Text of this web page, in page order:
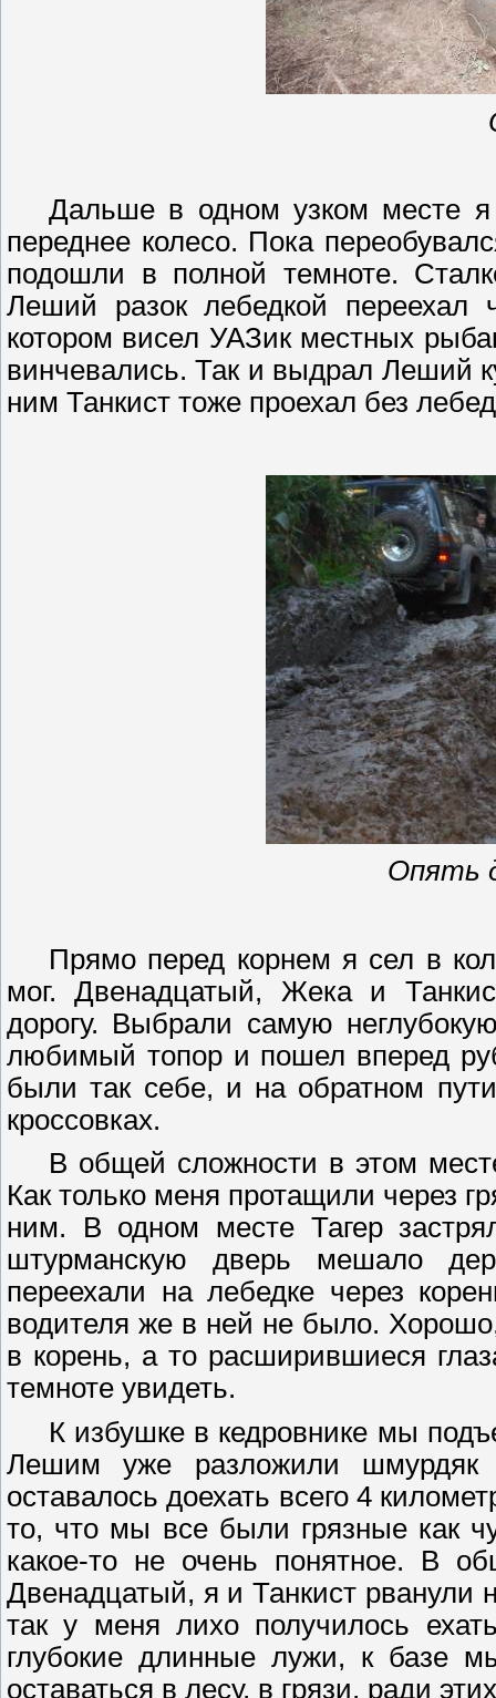
Дальше в одном узком месте я
переднее колесо. Пока
подошли в полной темноте.
Леший разок лебедкой переехал
котором висел УАЗикместных
винчевались. Так и выдрал Леший
ним Танкист тоже проехал без
Опять
Прямо перед корнем я сел в
мог. Двенадцатый, Жека и
дорогу. Выбрали самую
любимый топор и пошел вперед
были так себе, и на обратном
кроссовках.
В общей сложности в этом
Как только меня протащили через
ним. В одном месте Тагер
штурманскую дверь мешало
переехали на лебедке через
водителя же в ней не было.
в корень, а то расширившиеся
темноте увидеть.
К избушке в кедровнике мы
Лешим уже разложили шмурдяк
оставалось доехать всего 4
то, что мы все были грязные как
какое-то не очень понятное. В
Двенадцатый, я и Танкист рванули
так у меня лихо получилось
глубокие длинные лужи, к базе
оставаться в лесу, в грязи, ради